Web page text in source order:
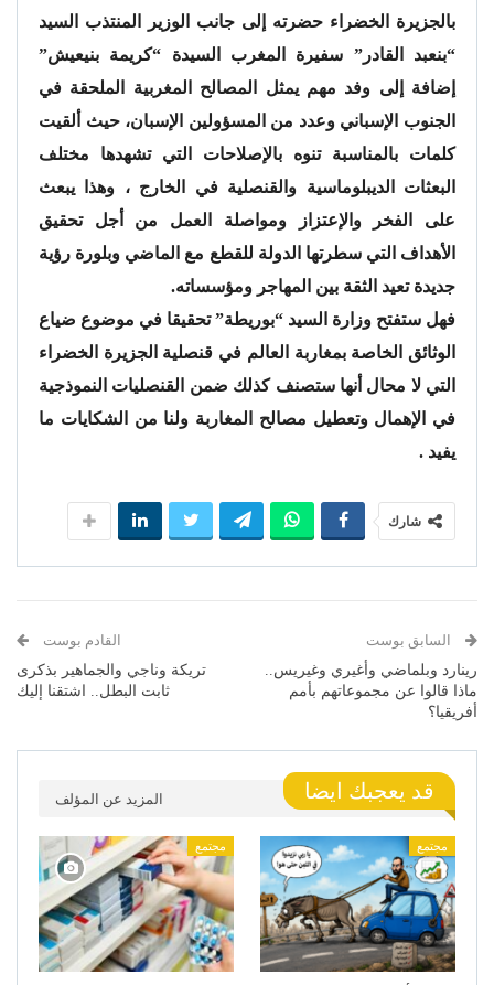
بالجزيرة الخضراء حضرته إلى جانب الوزير المنتذب السيد
“بنعبد القادر” سفيرة المغرب السيدة “كريمة بنيعيش”
إضافة إلى وفد مهم يمثل المصالح المغربية الملحقة في
الجنوب الإسباني وعدد من المسؤولين الإسبان، حيث ألقيت
كلمات بالمناسبة تنوه بالإصلاحات التي تشهدها مختلف
البعثات الديبلوماسية والقنصلية في الخارج ، وهذا يبعث
على الفخر والإعتزاز ومواصلة العمل من أجل تحقيق
الأهداف التي سطرتها الدولة للقطع مع الماضي وبلورة رؤية
جديدة تعيد الثقة بين المهاجر ومؤسساته.
فهل ستفتح وزارة السيد “بوريطة” تحقيقا في موضوع ضياع
الوثائق الخاصة بمغاربة العالم في قنصلية الجزيرة الخضراء
التي لا محال أنها ستصنف كذلك ضمن القنصليات النموذجية
في الإهمال وتعطيل مصالح المغاربة ولنا من الشكايات ما
يفيد .
شارك
السابق بوست
رينارد وبلماضي وأغيري وغيريس..
ماذا قالوا عن مجموعاتهم بأمم
أفريقيا؟
القادم بوست
تريكة وناجي والجماهير بذكرى
ثابت البطل.. اشتقنا إليك
قد يعجبك ايضا المزيد عن المؤلف
مجتمع مجتمع